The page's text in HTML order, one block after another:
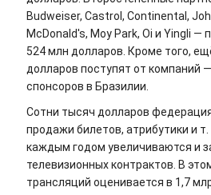
Budweiser, Castrol, Continental,
McDonald's, Moy Park, Oi и Yingli
524 млн долларов. Кроме того,
долларов поступят от компаний
спонсоров в Бразилии.
Сотни тысяч долларов
продажи билетов, атрибутики и
каждым годом увеличиваются и
телевизионных контрактов. В
трансляций оценивается в 1,7